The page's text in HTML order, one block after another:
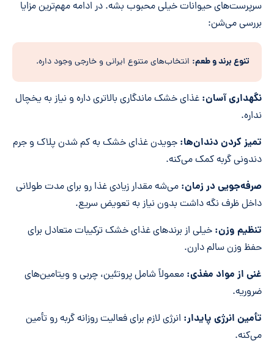
سرپرست‌های حیوانات خیلی محبوب بشه. در ادامه مهم‌ترین مزایا
بررسی می‌شن:
تنوع برند و طعم: انتخاب‌های متنوع ایرانی و خارجی وجود داره.
نگهداری آسان: غذای خشک ماندگاری بالاتری داره و نیاز به یخچال
نداره.
تمیز کردن دندان‌ها: جویدن غذای خشک به کم شدن پلاک و جرم
دندونی گربه کمک می‌کنه.
صرفه‌جویی در زمان: می‌شه مقدار زیادی غذا رو برای مدت طولانی
داخل ظرف نگه داشت بدون نیاز به تعویض سریع.
تنظیم وزن: خیلی از برندهای غذای خشک ترکیبات متعادل برای
حفظ وزن سالم دارن.
غنی از مواد مغذی: معمولاً شامل پروتئین، چربی و ویتامین‌های
ضروریه.
تأمین انرژی پایدار: انرژی لازم برای فعالیت روزانه گربه رو تأمین
می‌کنه.